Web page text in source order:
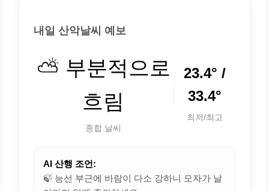
내일 산악날씨 예보
⛅ 부분적으로
흐림
종합 날씨
23.4° /
33.4°
최저/최고
AI 산행 조언:
🍃 능선 부근에 바람이 다소 강하니 모자가 날